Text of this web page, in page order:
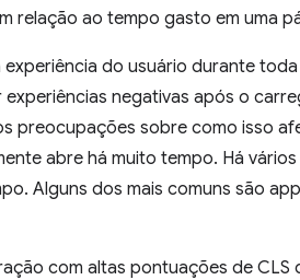
relação ao tempo gasto em uma
do usuário durante
negativas após o
preocupações sobre como isso
abre há muito tempo. Há
Alguns dos mais comuns são
com altas pontuações de CLS